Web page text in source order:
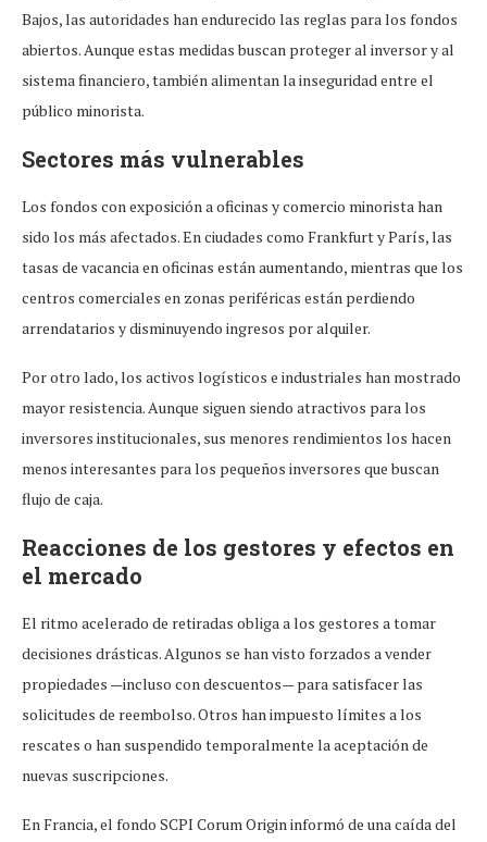
Bajos, las autoridades han endurecido las reglas para los fondos
abiertos. Aunque estas medidas buscan proteger al inversor y al
sistema financiero, también alimentan la inseguridad entre el
público minorista.
Sectores más vulnerables
Los fondos con exposición a oficinas y comercio minorista han
sido los más afectados. En ciudades como Frankfurt y París, las
tasas de vacancia en oficinas están aumentando, mientras que los
centros comerciales en zonas periféricas están perdiendo
arrendatarios y disminuyendo ingresos por alquiler.
Por otro lado, los activos logísticos e industriales han mostrado
mayor resistencia. Aunque siguen siendo atractivos para los
inversores institucionales, sus menores rendimientos los hacen
menos interesantes para los pequeños inversores que buscan
flujo de caja.
Reacciones de los gestores y efectos en
el mercado
El ritmo acelerado de retiradas obliga a los gestores a tomar
decisiones drásticas. Algunos se han visto forzados a vender
propiedades —incluso con descuentos— para satisfacer las
solicitudes de reembolso. Otros han impuesto límites a los
rescates o han suspendido temporalmente la aceptación de
nuevas suscripciones.
En Francia, el fondo SCPI Corum Origin informó de una caída del